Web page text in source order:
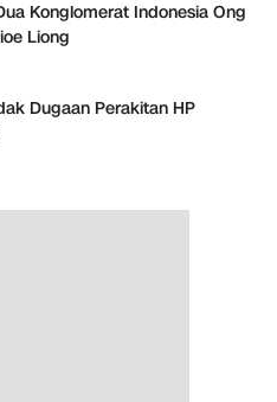
Konglomerat Indonesia Ong
Liong
Dugaan Perakitan HP